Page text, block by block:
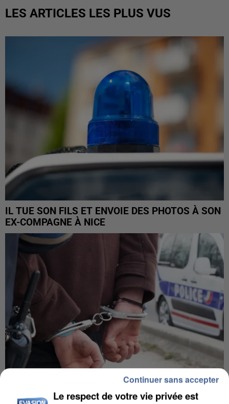
LES ARTICLES LES PLUS VUS
IL TUE SON FILS ET ENVOIE DES PHOTOS À SON
EX-COMPAGNE À NICE
Le respect de votre vie privée est
Continuer sans accepter